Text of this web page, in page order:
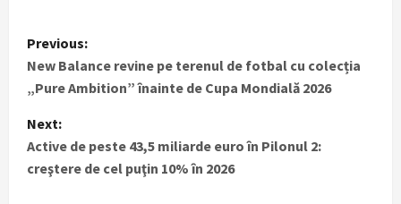
P
o
s
t
Previous:
New Balance revine pe terenul de fotbal cu colecția
„Pure Ambition” înainte de Cupa Mondială 2026
Next:
Active de peste 43,5 miliarde euro în Pilonul 2:
creştere de cel puţin 10% în 2026